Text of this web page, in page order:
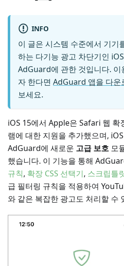
INFO
이 글은 시스템 수준에서 기기
하는 다기능 광고 차단기인
AdGuard에 관한 것입니다. 이
자 한다면 AdGuard 앱을 다운
보세요.
iOS 15에서 Apple은 Safari 웹 확
램에 대한 지원을 추가했으며,
AdGuard에 새로운 고급 보호 모
했습니다. 이 기능을 통해
규칙, 확장 CSS 선택기, 스크립틀
급 필터링 규칙을 적용하여
와 같은 복잡한 광고도 처리할 수